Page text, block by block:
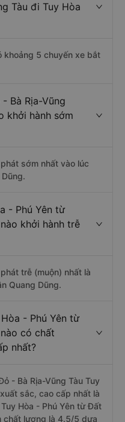
Tàu đi Tuy Hòa
khoảng 5 chuyến xe bắt
Bà Rịa-Vũng
khởi hành sớm
sớm nhất vào lúc
- Phú Yên từ
khởi hành trễ
trễ (muộn) nhất là
Quang Dũng.
- Phú Yên từ
có chất
nhất?
- Bà Rịa-Vũng Tàu Tuy
sắc, cao cấp nhất là
Hòa - Phú Yên từ Đất
chất lượng là 4.5/5 dựa